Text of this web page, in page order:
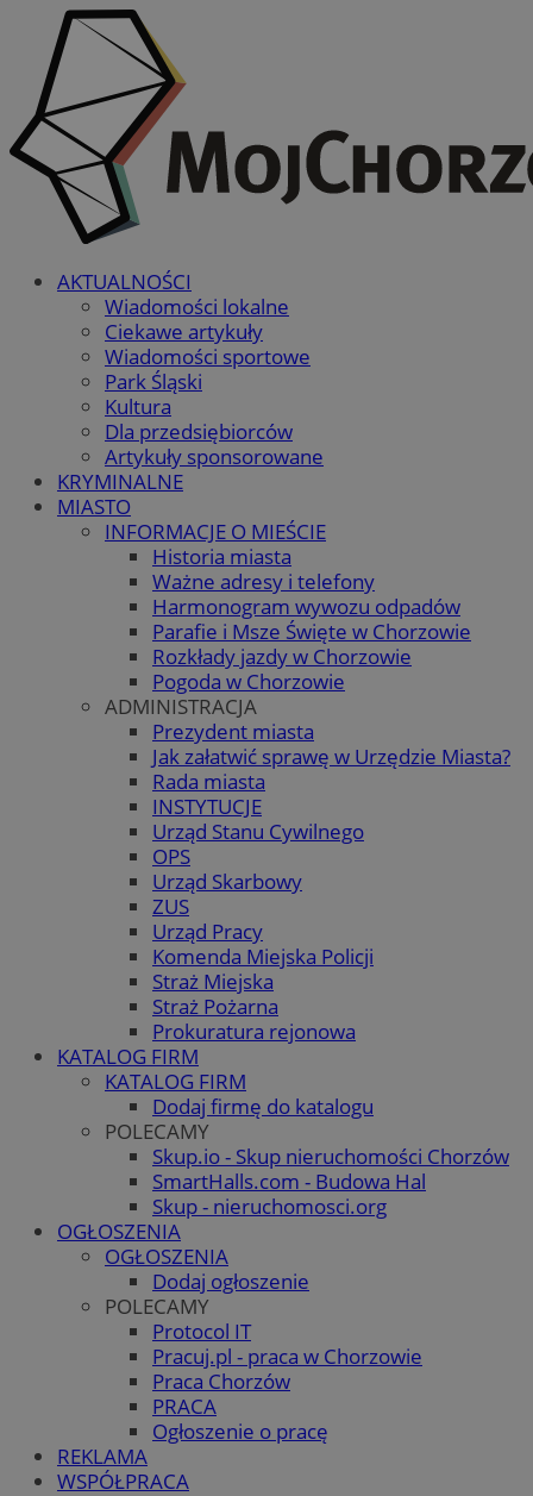
AKTUALNOŚCI
Wiadomości lokalne
Ciekawe artykuły
Wiadomości sportowe
Park Śląski
Kultura
Dla przedsiębiorców
Artykuły sponsorowane
KRYMINALNE
MIASTO
INFORMACJE O MIEŚCIE
Historia miasta
Ważne adresy i telefony
Harmonogram wywozu odpadów
Parafie i Msze Święte w Chorzowie
Rozkłady jazdy w Chorzowie
Pogoda w Chorzowie
ADMINISTRACJA
Prezydent miasta
Jak załatwić sprawę w Urzędzie Miasta?
Rada miasta
INSTYTUCJE
Urząd Stanu Cywilnego
OPS
Urząd Skarbowy
ZUS
Urząd Pracy
Komenda Miejska Policji
Straż Miejska
Straż Pożarna
Prokuratura rejonowa
KATALOG FIRM
KATALOG FIRM
Dodaj firmę do katalogu
POLECAMY
Skup.io - Skup nieruchomości Chorzów
SmartHalls.com - Budowa Hal
Skup - nieruchomosci.org
OGŁOSZENIA
OGŁOSZENIA
Dodaj ogłoszenie
POLECAMY
Protocol IT
Pracuj.pl - praca w Chorzowie
Praca Chorzów
PRACA
Ogłoszenie o pracę
REKLAMA
WSPÓŁPRACA